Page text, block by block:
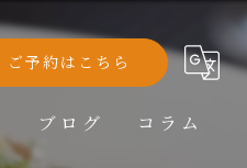
ご予約はこちら
ブログ コラム